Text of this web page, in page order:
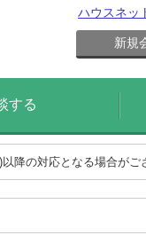
ハウスネッ
新規
する
降の対応となる場合がご